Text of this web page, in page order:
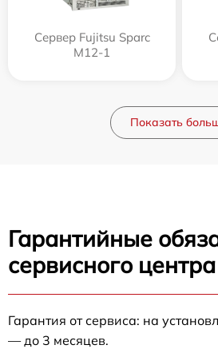
Сервер Fujitsu Sparc
M12-1
Показать
Гарантийные
сервисного
Гарантия от сервиса: на
— до 3 месяцев.